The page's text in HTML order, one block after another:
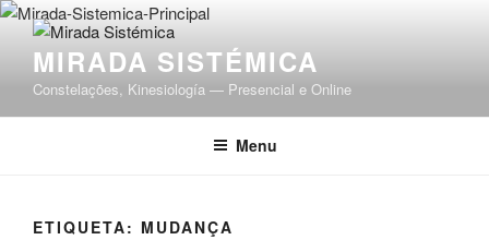
Saltar
conteúdo
MIRADA SISTÉMICA
Constelações, Kinesiología — Presencial e Online
Menu
ETIQUETA: MUDANÇA